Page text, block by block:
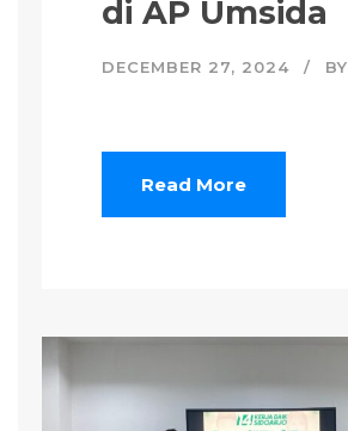
di AP Umsida
DECEMBER 27, 2024 BY
Read More